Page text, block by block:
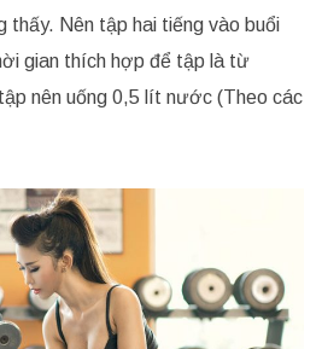
thấy. Nên tập hai tiếng vào buổi
gian thích hợp để tập là từ
nên uống 0,5 lít nước (Theo các